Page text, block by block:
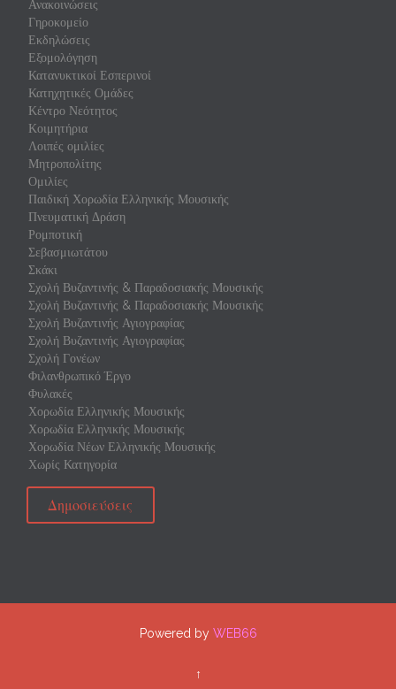
Ανακοινώσεις
Γηροκομείο
Εκδηλώσεις
Εξομολόγηση
Κατανυκτικοί Εσπερινοί
Κατηχητικές Ομάδες
Κέντρο Νεότητος
Κοιμητήρια
Λοιπές ομιλίες
Μητροπολίτης
Ομιλίες
Παιδική Χορωδία Ελληνικής Μουσικής
Πνευματική Δράση
Ρομποτική
Σεβασμιωτάτου
Σκάκι
Σχολή Βυζαντινής & Παραδοσιακής Μουσικής
Σχολή Βυζαντινής & Παραδοσιακής Μουσικής
Σχολή Βυζαντινής Αγιογραφίας
Σχολή Βυζαντινής Αγιογραφίας
Σχολή Γονέων
Φιλανθρωπικό Έργο
Φυλακές
Χορωδία Ελληνικής Μουσικής
Χορωδία Ελληνικής Μουσικής
Χορωδία Νέων Ελληνικής Μουσικής
Χωρίς Κατηγορία
Δημοσιεύσεις
Powered by WEB66
↑